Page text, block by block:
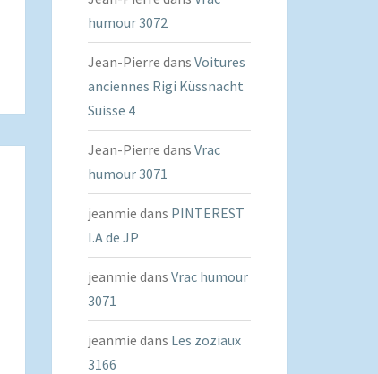
humour 3072
Jean-Pierre dans Voitures
anciennes Rigi Küssnacht
Suisse 4
Jean-Pierre dans Vrac
humour 3071
jeanmie dans PINTEREST
I.A de JP
jeanmie dans Vrac humour
3071
jeanmie dans Les zoziaux
3166